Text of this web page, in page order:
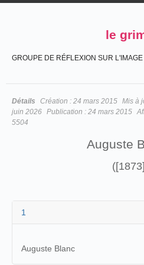
le
GROUPE DE RÉFLEXION SUR
Détails Création : 24 mars 2015 Mis à
juin 2026 Publication : 24 mars 2015
5504
Auguste
1
Auguste Blanc